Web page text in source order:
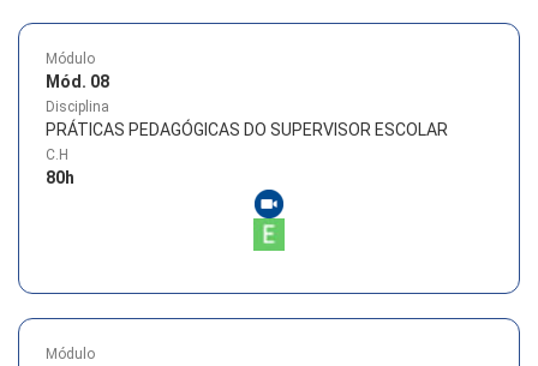
Módulo
Mód. 08
Disciplina
PRÁTICAS PEDAGÓGICAS DO SUPERVISOR ESCOLAR
C.H
80h
Módulo